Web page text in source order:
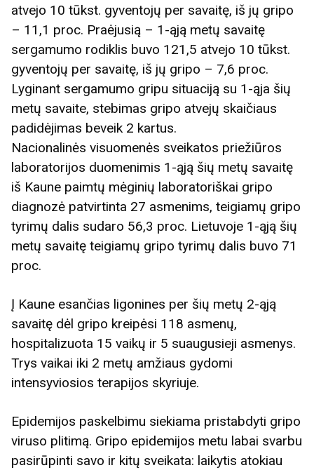
atvejo 10 tūkst. gyventojų per savaitę, iš jų gripo
– 11,1 proc. Praėjusią – 1-ąją metų savaitę
sergamumo rodiklis buvo 121,5 atvejo 10 tūkst.
gyventojų per savaitę, iš jų gripo – 7,6 proc.
Lyginant sergamumo gripu situaciją su 1-ąja šių
metų savaite, stebimas gripo atvejų skaičiaus
padidėjimas beveik 2 kartus.
Nacionalinės visuomenės sveikatos priežiūros
laboratorijos duomenimis 1-ąją šių metų savaitę
iš Kaune paimtų mėginių laboratoriškai gripo
diagnozė patvirtinta 27 asmenims, teigiamų gripo
tyrimų dalis sudaro 56,3 proc. Lietuvoje 1-ąją šių
metų savaitę teigiamų gripo tyrimų dalis buvo 71
proc.
Į Kaune esančias ligonines per šių metų 2-ąją
savaitę dėl gripo kreipėsi 118 asmenų,
hospitalizuota 15 vaikų ir 5 suaugusieji asmenys.
Trys vaikai iki 2 metų amžiaus gydomi
intensyviosios terapijos skyriuje.
Epidemijos paskelbimu siekiama pristabdyti gripo
viruso plitimą. Gripo epidemijos metu labai svarbu
pasirūpinti savo ir kitų sveikata: laikytis atokiau